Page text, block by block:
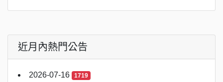
近月內熱門公告
2026-07-16 1719